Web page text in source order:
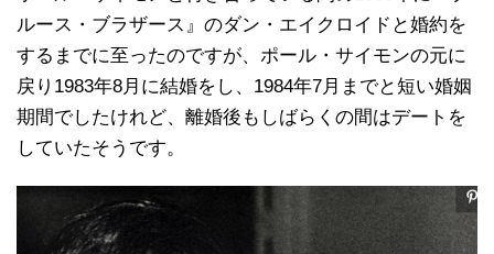
ルース・ブラザース』のダン・エイクロイドと婚約を
するまでに至ったのですが、ポール・サイモンの元に
戻り1983年8月に結婚をし、1984年7月までと短い婚姻
期間でしたけれど、離婚後もしばらくの間はデートを
していたそうです。